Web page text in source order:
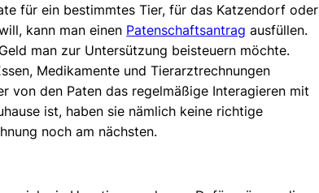
für ein bestimmtes Tier, für das Katzendorf oder
kann man einen Patenschaftsantrag ausfüllen.
man zur Untersützung beisteuern möchte.
Medikamente und Tierarztrechnungen
von den Paten das regelmäßige Interagieren mit
ist, haben sie nämlich keine richtige
noch am nächsten.